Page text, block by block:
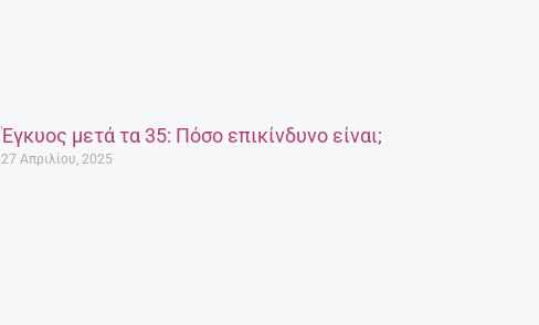
Έγκυος μετά τα 35: Πόσο επικίνδυνο είναι;
27 Απριλίου, 2025